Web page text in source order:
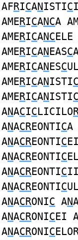
AFRICANISTIC
AMERICANCA
AMERICANCELE
AMERICANEASC
AMERICANESC
AMERICANISTIC
AMERICANISTIC
ANACICLICILO
ANACREONTICA
ANACREONTIC
ANACREONTIC
ANACREONTIC
ANACREONTIC
ANACRONIC AN
ANACRONICEI
ANACRONIC